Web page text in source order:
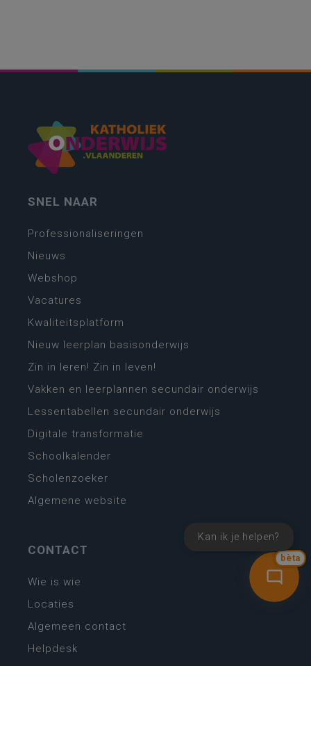
bèta
Kan ik je helpen?
SNEL NAAR
Professionaliseringen
Nieuws
Webshop
Vacatures
Kwaliteitsplatform
Nieuw leerplan basisonderwijs
Zin in leren! Zin in leven!
Vakken en leerplannen secundair onderwijs
Lessentabellen secundair onderwijs
Digitale transformatie
Schoolkalender
Scholenzoeker
Algemene website
CONTACT
Wie is wie
Locaties
Algemeen contact
Helpdesk